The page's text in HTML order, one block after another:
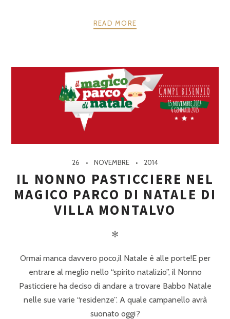
READ MORE
26 NOVEMBRE 2014
IL NONNO PASTICCIERE NEL
MAGICO PARCO DI NATALE DI
VILLA MONTALVO
✻
Ormai manca davvero poco,il Natale è alle porte!E per
entrare al meglio nello “spirito natalizio”, il Nonno
Pasticciere ha deciso di andare a trovare Babbo Natale
nelle sue varie “residenze”. A quale campanello avrà
suonato oggi?